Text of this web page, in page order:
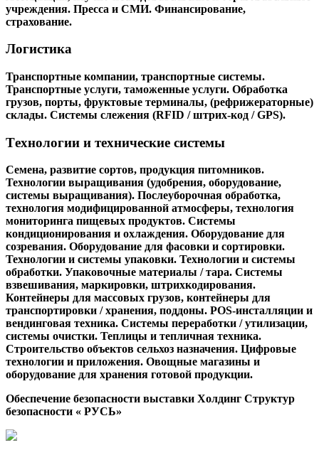
учреждения. Пресса и СМИ. Финансирование,
страхование.
Логистика
Транспортные компании, транспортные системы.
Транспортные услуги, таможенные услуги. Обработка
грузов, порты, фруктовые терминалы, (рефрижераторные)
склады. Системы слежения (RFID / штрих-код / GPS).
Tехнологии и технические системы
Семена, развитие сортов, продукция питомников.
Технологии выращивания (удобрения, оборудование,
системы выращивания). Послеуборочная обработка,
технология модифицированной атмосферы, технология
мониторинга пищевых продуктов. Системы
кондиционирования и охлаждения. Оборудование для
созревания. Оборудование для фасовки и сортировки.
Технологии и системы упаковки. Технологии и системы
обработки. Упаковочные материалы / тара. Системы
взвешивания, маркировки, штрихкодирования.
Контейнеры для массовых грузов, контейнеры для
транспортировки / хранения, поддоны. POS-инсталляции и
вендинговая техника. Системы переработки / утилизации,
системы очистки. Теплицы и тепличная техника.
Строительство объектов сельхоз назначения. Цифровые
технологии и приложения. Овощные магазины и
оборудование для хранения готовой продукции.
Обеспечение безопасности выставки Холдинг Структур
безопасности « РУСЬ»